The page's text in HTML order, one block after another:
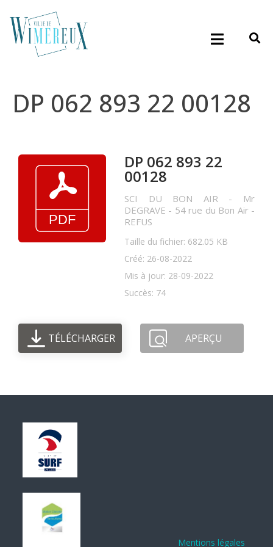
DP 062 893 22 00128
DP 062 893 22
00128
SCI DU BON AIR - Mr
DEGRAVE - 54 rue du Bon Air -
REFUS
Taille du fichier: 682.05 KB
Créé: 26-08-2022
Mis à jour: 28-09-2022
Succès: 74
TÉLÉCHARGER APERÇU
Mentions légales